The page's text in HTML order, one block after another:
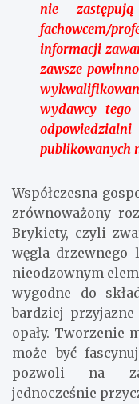
nie
fachowcem/
informacji
zawsze
wydawcy
publikowanych
Współczesna
zrównoważony
Brykiety, czyli
węgla drzewnego
nieodzownym
wygodne do
bardziej
opały. Tworzenie
może być
pozwoli na
jednocześnie